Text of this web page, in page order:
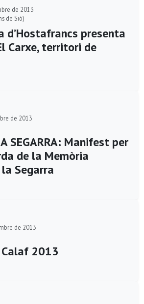
de 2013
de Sió)
d’Hostafrancs presenta
Carxe, territori de
de 2013
A SEGARRA: Manifest per
de la Memòria
Segarra
de 2013
2013